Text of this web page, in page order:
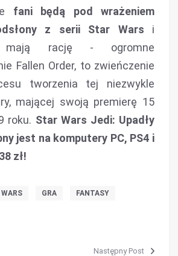
fani będą pod wrażeniem
z serii Star Wars i
mają rację - ogromne
Fallen Order, to zwieńczenie
tworzenia tej niezwykle
mającej swoją premierę 15
roku. Star Wars Jedi: Upadły
jest na komputery PC, PS4 i
zł!
GRA FANTASY
Następny Post